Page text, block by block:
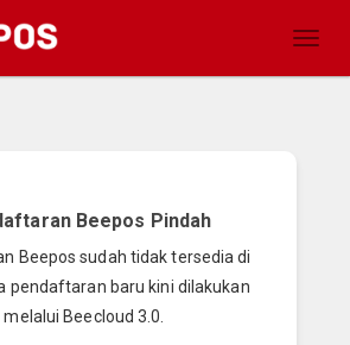
Beepos Pindah
Beepos sudah tidak tersedia di
pendaftaran baru kini dilakukan
melalui Beecloud 3.0.